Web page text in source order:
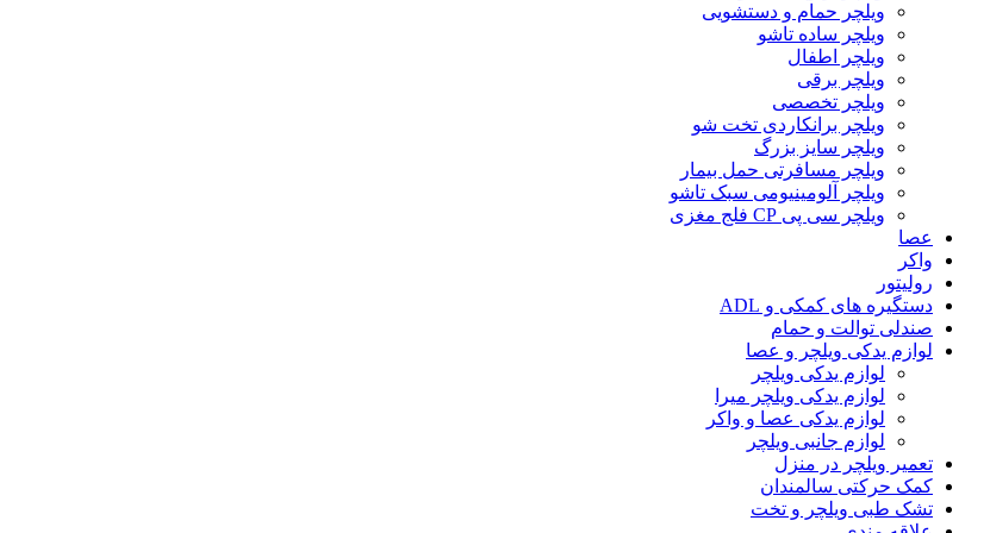
ویلچر حمام و دستشویی
ویلچر ساده تاشو
ویلچر اطفال
ویلچر برقی
ویلچر تخصصی
ویلچر برانکاردی تخت شو
ویلچر سایز بزرگ
ویلچر مسافرتی حمل بیمار
ویلچر آلومینیومی سبک تاشو
ویلچر سی پی CP فلج مغزی
عصا
واکر
رولیتور
دستگیره های کمکی و ADL
صندلی توالت و حمام
لوازم یدکی ویلچر و عصا
لوازم یدکی ویلچر
لوازم یدکی ویلچر میرا
لوازم یدکی عصا و واکر
لوازم جانبی ویلچر
تعمیر ویلچر در منزل
کمک حرکتی سالمندان
تشک طبی ویلچر و تخت